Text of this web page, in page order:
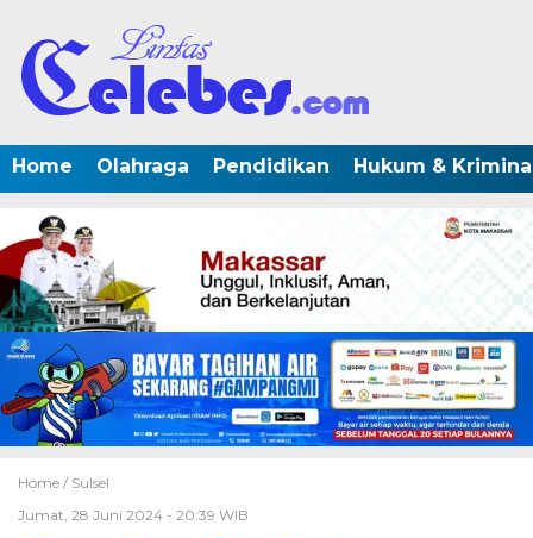
Home Olahraga Pendidikan Hukum &
Home / Sulsel
Jumat, 28 Juni 2024 - 20:39 WIB